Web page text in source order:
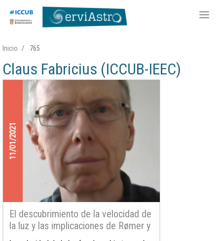
contenido
principal
Inicio 765
Claus Fabricius (ICCUB-IEEC)
11/01/2021
El descubrimiento de la velocidad de
la luz y las implicaciones de Rømer y
Cassini